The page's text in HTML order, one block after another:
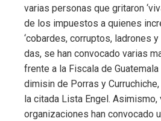
varias personas que gritaron
de los impuestos a quienes
‘cobardes, corruptos, ladrones
das, se han convocado varias
frente a la Fiscala de
dimisin de Porras y
la citada Lista Engel. Asimismo,
organizaciones han convocado